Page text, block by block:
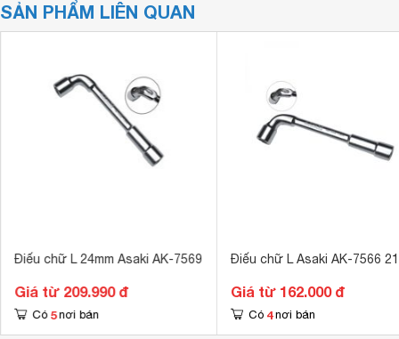
SẢN PHẨM LIÊN QUAN
Điếu chữ L 24mm Asaki AK-7569
Giá từ 209.990 đ
Có 5 nơi bán
Điếu chữ L Asaki AK-7566
Giá từ 162.000 đ
Có 4 nơi bán